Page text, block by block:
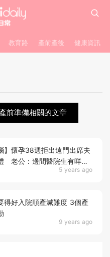
教育路 產前產後 健康資訊
前準備相關的文章
5 years ago
】懷孕38週拒出遠門出席夫
老公：邊間醫院生有咩分
9 years ago
好入院順產減難度 3個產